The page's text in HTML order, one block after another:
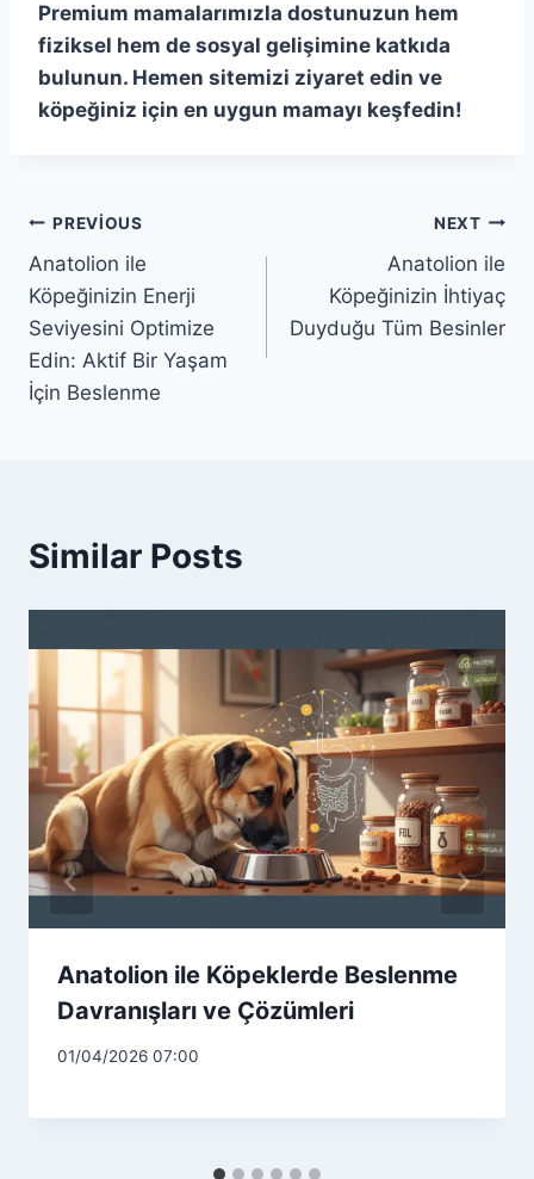
Premium mamalarımızla dostunuzun hem
fiziksel hem de sosyal gelişimine katkıda
bulunun. Hemen sitemizi ziyaret edin ve
köpeğiniz için en uygun mamayı keşfedin!
Yazı
gezinmesi
PREVIOUS
Anatolion ile
Köpeğinizin Enerji
Seviyesini Optimize
Edin: Aktif Bir Yaşam
İçin Beslenme
NEXT
Anatolion ile
Köpeğinizin İhtiyaç
Duyduğu Tüm Besinler
Similar Posts
Anatolion ile Köpeklerde Beslenme
Davranışları ve Çözümleri
01/04/2026 07:00